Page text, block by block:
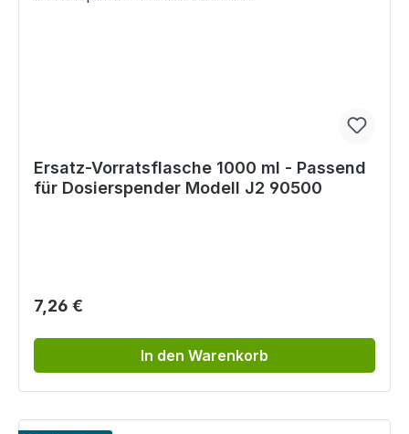
Ersatz-Vorratsflasche 1000 ml - Passend
für Dosierspender Modell J2 90500
Regulärer Preis:
7,26 €
In den Warenkorb